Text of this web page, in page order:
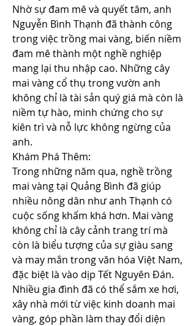
Nhờ sự đam mê và quyết tâm, anh
Nguyễn Bình Thạnh đã thành công
trong việc trồng mai vàng, biến niềm
đam mê thành một nghề nghiệp
mang lại thu nhập cao. Những cây
mai vàng cổ thụ trong vườn anh
không chỉ là tài sản quý giá mà còn là
niềm tự hào, minh chứng cho sự
kiên trì và nỗ lực không ngừng của
anh.
Khám Phá Thêm:
Trong những năm qua, nghề trồng
mai vàng tại Quảng Bình đã giúp
nhiều nông dân như anh Thạnh có
cuộc sống khấm khá hơn. Mai vàng
không chỉ là cây cảnh trang trí mà
còn là biểu tượng của sự giàu sang
và may mắn trong văn hóa Việt Nam,
đặc biệt là vào dịp Tết Nguyên Đán.
Nhiều gia đình đã có thể sắm xe hơi,
xây nhà mới từ việc kinh doanh mai
vàng, góp phần làm thay đổi diện